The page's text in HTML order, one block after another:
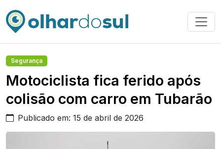
Segurança
Motociclista fica ferido após
colisão com carro em Tubarão
Publicado em: 15 de abril de 2026